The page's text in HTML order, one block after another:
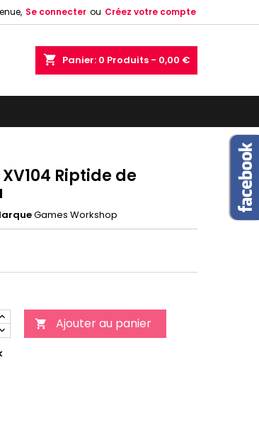
Se connecter ou Créez votre compte
shopping_cart Panier: 0 Produits - 0,00 €
Riptide de
Games Workshop
 Ajouter au panier